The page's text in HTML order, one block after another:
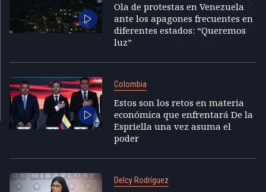
Ola de protestas en Venezuela
ante los apagones frecuentes en
diferentes estados: “Queremos
luz”
Colombia
Estos son los retos en materia
económica que enfrentará De la
Espriella una vez asuma el
poder
Delcy Rodríguez